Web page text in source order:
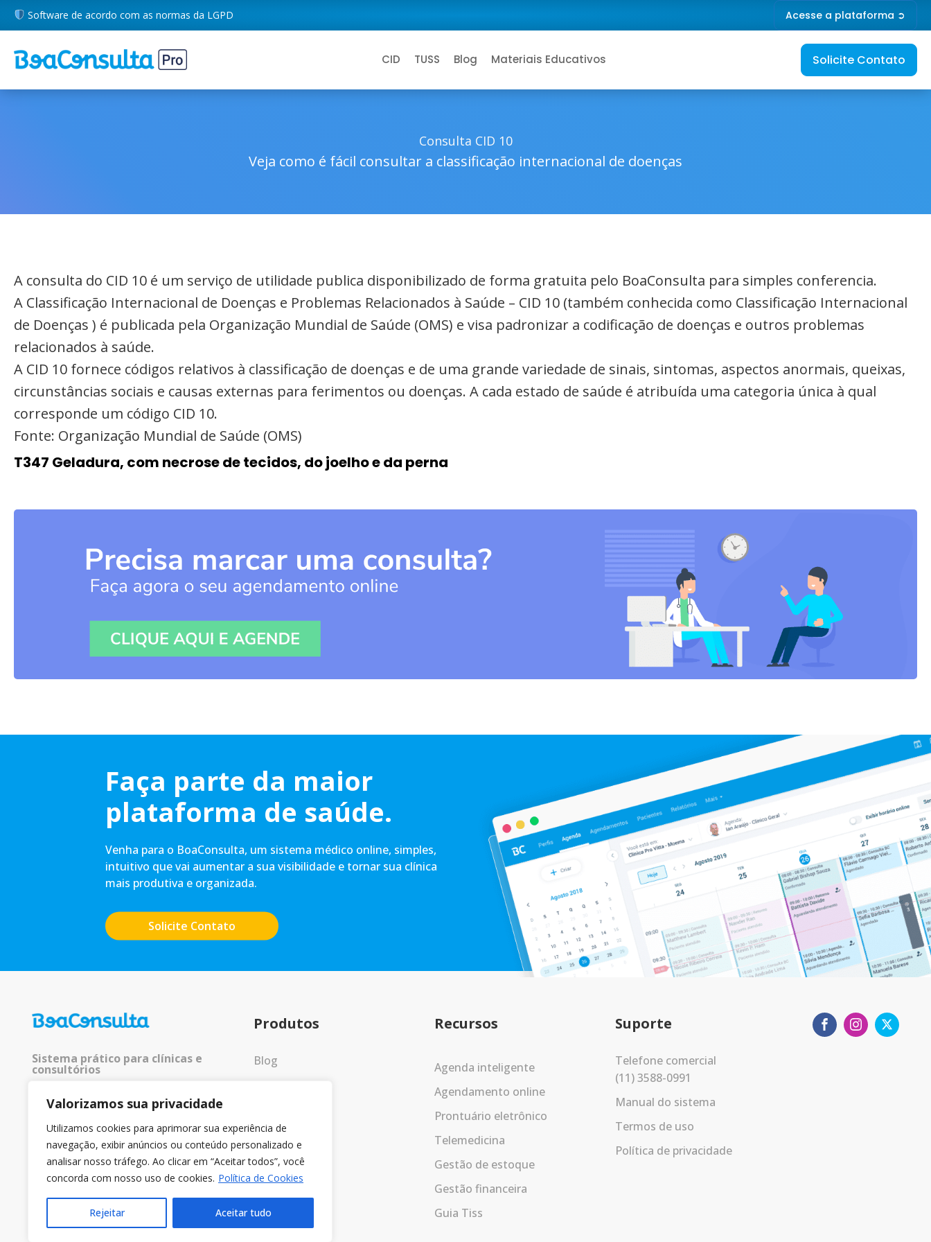
Valorizamos sua privacidade
Utilizamos cookies para aprimorar sua experiência de
navegação, exibir anúncios ou conteúdo personalizado e
analisar nosso tráfego. Ao clicar em “Aceitar todos”, você
concorda com nosso uso de cookies. Política de Cookies
Rejeitar Aceitar tudo
Software de acordo com as normas da LGPD Acesse a plataforma ➲
CID TUSS Blog Materiais Educativos Solicite Contato
Consulta CID 10
Veja como é fácil consultar a classificação internacional de doenças
A consulta do CID 10 é um serviço de utilidade publica disponibilizado de forma gratuita pelo BoaConsulta para simples conferencia.
A Classificação Internacional de Doenças e Problemas Relacionados à Saúde – CID 10 (também conhecida como Classificação Internacional
de Doenças ) é publicada pela Organização Mundial de Saúde (OMS) e visa padronizar a codificação de doenças e outros problemas
relacionados à saúde.
A CID 10 fornece códigos relativos à classificação de doenças e de uma grande variedade de sinais, sintomas, aspectos anormais, queixas,
circunstâncias sociais e causas externas para ferimentos ou doenças. A cada estado de saúde é atribuída uma categoria única à qual
corresponde um código CID 10.
Fonte: Organização Mundial de Saúde (OMS)
T347 Geladura, com necrose de tecidos, do joelho e da perna
Faça parte da maior
plataforma de saúde.
Venha para o BoaConsulta, um sistema médico online, simples,
intuitivo que vai aumentar a sua visibilidade e tornar sua clínica
mais produtiva e organizada.
Solicite Contato
Sistema prático para clínicas e
consultórios
© 2025 Todos os direitos
Produtos
Blog
Recursos
Agenda inteligente
Agendamento online
Prontuário eletrônico
Telemedicina
Gestão de estoque
Gestão financeira
Guia Tiss
Suporte
Telefone comercial
(11) 3588-0991
Manual do sistema
Termos de uso
Política de privacidade